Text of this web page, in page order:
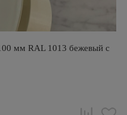
мм RAL 1013 бежевый с